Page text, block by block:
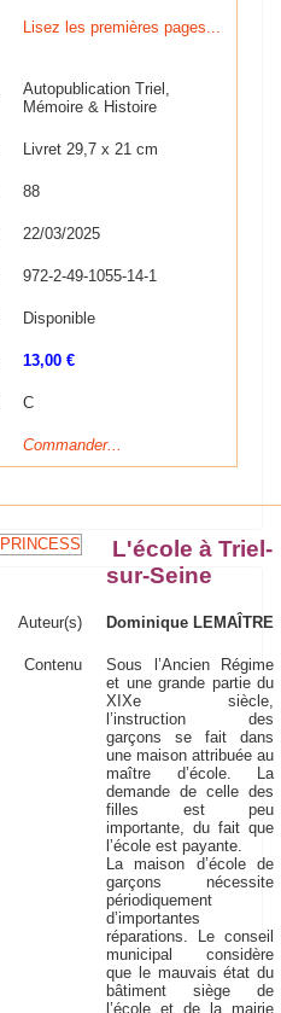
Lisez les premières pages...
Autopublication Triel,
Mémoire & Histoire
Livret 29,7 x 21 cm
88
22/03/2025
972-2-49-1055-14-1
Disponible
13,00 €
C
Commander...
L'école à Triel-
sur-Seine
Auteur(s) Dominique LEMAÎTRE
Contenu
Sous l’Ancien Régime
et une grande partie du
XIXe siècle,
l’instruction des
garçons se fait dans
une maison attribuée au
maître d’école. La
demande de celle des
filles est peu
importante, du fait que
l’école est payante.
La maison d’école de
garçons nécessite
périodiquement
d’importantes
réparations. Le conseil
municipal considère
que le mauvais état du
bâtiment siège de
l’école et de la mairie